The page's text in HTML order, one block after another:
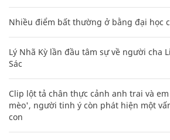
Nhiều điểm bất thường ở bằng đại học
Lý Nhã Kỳ lần đầu tâm sự về người cha
Sác
Clip lột tả chân thực cảnh anh trai và
mèo', người tinh ý còn phát hiện một
con